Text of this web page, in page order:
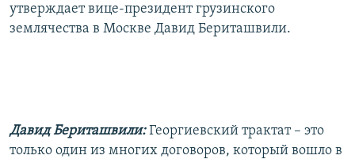
утверждает вице-президент грузинского
землячества в Москве Давид Бериташвили.
Давид Бериташвили:Георгиевский трактат – это
только один из многих договоров, который вошло в